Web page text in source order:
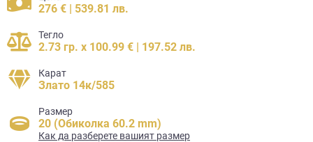
276 € | 539.81 лв.
Тегло
2.73 гр. x 100.99 € | 197.52 лв.
Карат
Злато 14к/585
Размер
20 (Обиколка 60.2 mm)
Как да разберете вашият размер